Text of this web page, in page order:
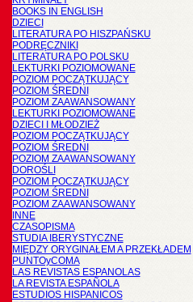
BOOKS IN ENGLISH
DZIECI
LITERATURA PO HISZPAŃSKU
PODRĘCZNIKI
LITERATURA PO POLSKU
LEKTURKI POZIOMOWANE
POZIOM POCZĄTKUJĄCY
POZIOM ŚREDNI
POZIOM ZAAWANSOWANY
LEKTURKI POZIOMOWANE
DZIECI I MŁODZIEŻ
POZIOM POCZĄTKUJĄCY
POZIOM ŚREDNI
POZIOM ZAAWANSOWANY
DOROŚLI
POZIOM POCZĄTKUJĄCY
POZIOM ŚREDNI
POZIOM ZAAWANSOWANY
INNE
CZASOPISMA
STUDIA IBERYSTYCZNE
MIĘDZY ORYGINAŁEM A PRZEKŁADEM
PUNTOyCOMA
LAS REVISTAS ESPANOLAS
LA REVISTA ESPAÑOLA
ESTUDIOS HISPANICOS